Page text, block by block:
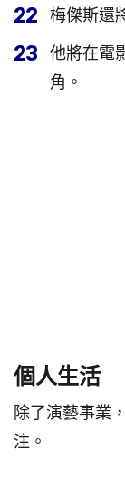
22 梅傑斯還
23
他將在電
角。
個人生活
除了演藝事業
注。